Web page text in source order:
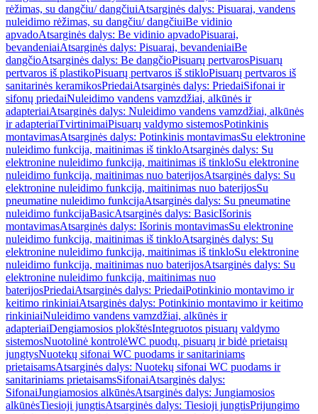
rėžimas, su dangčiu/ dangčiuiAtsarginės dalys: Pisuarai, vandens
nuleidimo rėžimas, su dangčiu/ dangčiuiBe vidinio
apvadoAtsarginės dalys: Be vidinio apvadoPisuarai,
bevandeniaiAtsarginės dalys: Pisuarai, bevandeniaiBe
dangčioAtsarginės dalys: Be dangčioPisuarų pertvarosPisuarų
pertvaros iš plastikoPisuarų pertvaros iš stikloPisuarų pertvaros iš
sanitarinės keramikosPriedaiAtsarginės dalys: PriedaiSifonai ir
sifonų priedaiNuleidimo vandens vamzdžiai, alkūnės ir
adapteriaiAtsarginės dalys: Nuleidimo vandens vamzdžiai, alkūnės
ir adapteriaiTvirtinimaiPisuarų valdymo sistemosPotinkinis
montavimasAtsarginės dalys: Potinkinis montavimasSu elektronine
nuleidimo funkcija, maitinimas iš tinkloAtsarginės dalys: Su
elektronine nuleidimo funkcija, maitinimas iš tinkloSu elektronine
nuleidimo funkcija, maitinimas nuo baterijosAtsarginės dalys: Su
elektronine nuleidimo funkcija, maitinimas nuo baterijosSu
pneumatine nuleidimo funkcijaAtsarginės dalys: Su pneumatine
nuleidimo funkcijaBasicAtsarginės dalys: BasicIšorinis
montavimasAtsarginės dalys: Išorinis montavimasSu elektronine
nuleidimo funkcija, maitinimas iš tinkloAtsarginės dalys: Su
elektronine nuleidimo funkcija, maitinimas iš tinkloSu elektronine
nuleidimo funkcija, maitinimas nuo baterijosAtsarginės dalys: Su
elektronine nuleidimo funkcija, maitinimas nuo
baterijosPriedaiAtsarginės dalys: PriedaiPotinkinio montavimo ir
keitimo rinkiniaiAtsarginės dalys: Potinkinio montavimo ir keitimo
rinkiniaiNuleidimo vandens vamzdžiai, alkūnės ir
adapteriaiDengiamosios plokštėsIntegruotos pisuarų valdymo
sistemosNuotolinė kontrolėWC puodų, pisuarų ir bidė prietaisų
jungtysNuotekų sifonai WC puodams ir sanitariniams
prietaisamsAtsarginės dalys: Nuotekų sifonai WC puodams ir
sanitariniams prietaisamsSifonaiAtsarginės dalys:
SifonaiJungiamosios alkūnėsAtsarginės dalys: Jungiamosios
alkūnėsTiesioji jungtisAtsarginės dalys: Tiesioji jungtisPrijungimo